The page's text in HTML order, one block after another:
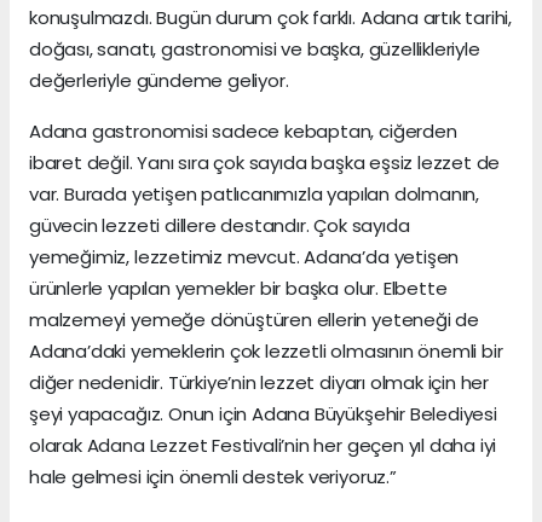
konuşulmazdı. Bugün durum çok farklı. Adana artık tarihi,
doğası, sanatı, gastronomisi ve başka, güzellikleriyle
değerleriyle gündeme geliyor.
Adana gastronomisi sadece kebaptan, ciğerden
ibaret değil. Yanı sıra çok sayıda başka eşsiz lezzet de
var. Burada yetişen patlıcanımızla yapılan dolmanın,
güvecin lezzeti dillere destandır. Çok sayıda
yemeğimiz, lezzetimiz mevcut. Adana’da yetişen
ürünlerle yapılan yemekler bir başka olur. Elbette
malzemeyi yemeğe dönüştüren ellerin yeteneği de
Adana’daki yemeklerin çok lezzetli olmasının önemli bir
diğer nedenidir. Türkiye’nin lezzet diyarı olmak için her
şeyi yapacağız. Onun için Adana Büyükşehir Belediyesi
olarak Adana Lezzet Festivali’nin her geçen yıl daha iyi
hale gelmesi için önemli destek veriyoruz.”